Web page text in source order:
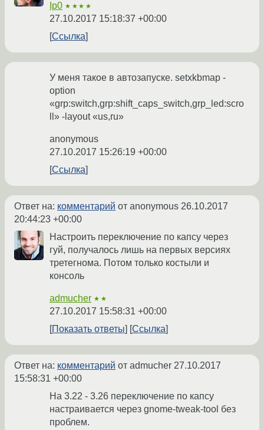
Ip0 ★★★★
27.10.2017 15:18:37 +00:00
Ссылка
У меня такое в автозапуске. setxkbmap -
option
«grp:switch,grp:shift_caps_switch,grp_led:scro
ll» -layout «us,ru»
anonymous
27.10.2017 15:26:19 +00:00
Ссылка
Ответ на: комментарий от anonymous 26.10.2017
20:44:23 +00:00
Настроить переключение по капсу через
гуй, получалось лишь на первых версиях
третегнома. Потом только костыли и
консоль
admucher ★★
27.10.2017 15:58:31 +00:00
Показать ответы
Ссылка
Ответ на: комментарий от admucher 27.10.2017
15:58:31 +00:00
На 3.22 - 3.26 переключение по капсу
настраивается через gnome-tweak-tool без
проблем.